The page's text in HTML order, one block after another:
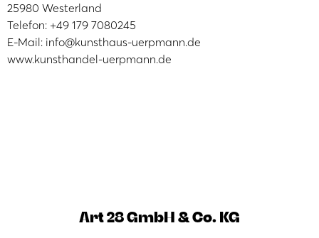
25980 Westerland
Telefon: +49 179 7080245
E-Mail: info@kunsthaus-uerpmann.de
www.kunsthandel-uerpmann.de
Art 28 GmbH & Co. KG